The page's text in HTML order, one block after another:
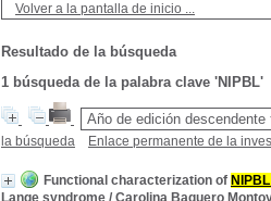
Volver a la pantalla de inicio ...
Resultado de la búsqueda
1 búsqueda de la palabra clave 'NIPBL'
la búsqueda Enlace permanente de la
Functional characterization of
Lange syndrome / Carolina Baquero